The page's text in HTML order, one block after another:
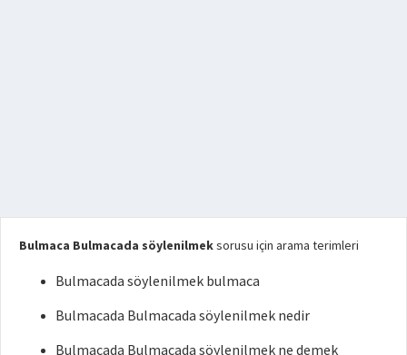
Bulmaca Bulmacada söylenilmeksorusu için arama terimleri
Bulmacada söylenilmek bulmaca
Bulmacada Bulmacada söylenilmek nedir
Bulmacada Bulmacada söylenilmek ne demek